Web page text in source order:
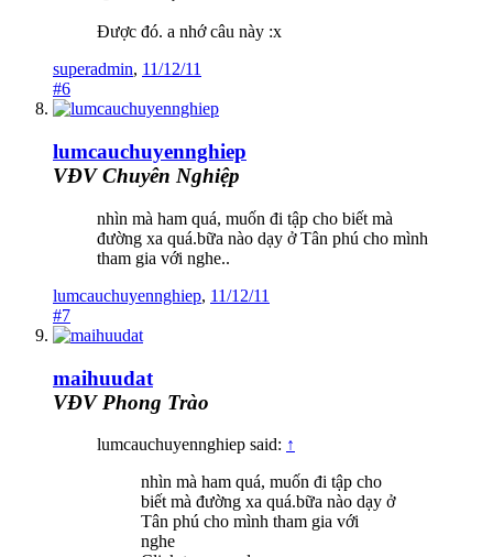
Được đó. a nhớ câu này :x
superadmin, 11/12/11
#6
lumcauchuyennghiep
VĐV Chuyên Nghiệp
nhìn mà ham quá, muốn đi tập cho biết mà
đường xa quá.bữa nào dạy ở Tân phú cho mình
tham gia với nghe..
lumcauchuyennghiep, 11/12/11
#7
maihuudat
VĐV Phong Trào
lumcauchuyennghiep said: ↑
nhìn mà ham quá, muốn đi tập cho
biết mà đường xa quá.bữa nào dạy ở
Tân phú cho mình tham gia với
nghe